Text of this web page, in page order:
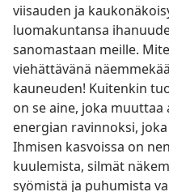
viisauden ja
luomakuntansa
sanomastaan meille.
viehättävänä
kauneuden! Kuitenkin
on se aine, joka
energian ravinnoksi,
Ihmisen kasvoissa on
kuulemista, silmät
syömistä ja puhumista